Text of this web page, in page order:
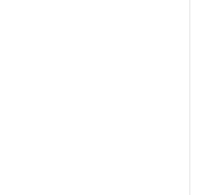
の実例も記載しています。
SLACKのリマインド設定
では、業務で決めたことや会
を設定しておくと、とても便利
ケジュールを頭に入れていて